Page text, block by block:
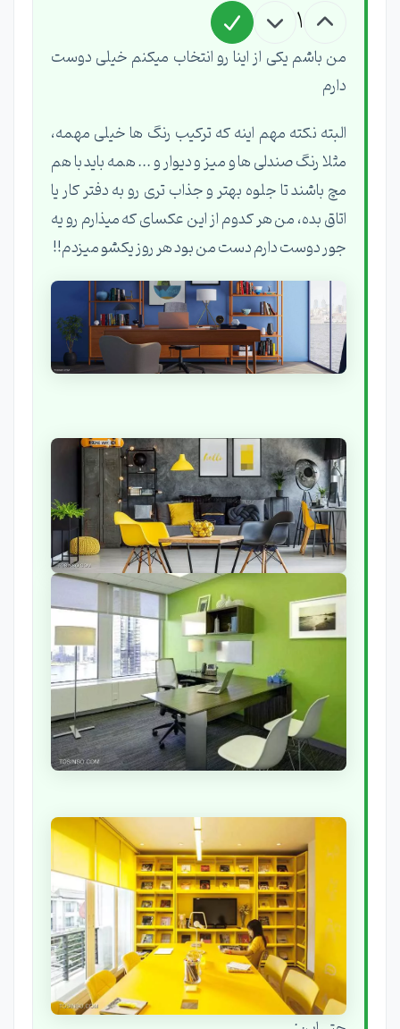
1
من باشم یکی از اینا رو انتخاب میکنم خیلی دوست
دارم
البته نکته مهم اینه که ترکیب رنگ ها خیلی مهمه،
مثلا رنگ صندلی ها و میز و دیوار و ... همه باید با هم
مچ باشند تا جلوه بهتر و جذاب تری رو به دفتر کار یا
اتاق بده، من هر کدوم از این عکسای که میذارم رو یه
جور دوست دارم دست من بود هر روز یکشو میزدم!!